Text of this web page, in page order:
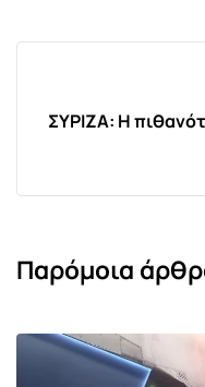
ΣΥΡΙΖΑ: Η
Παρόμοια